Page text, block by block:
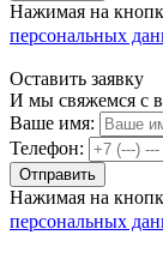
Нажимая на
персональных
Оставить заявку
И мы свяжемся с
Ваше имя:
Телефон:
Нажимая на
персональных